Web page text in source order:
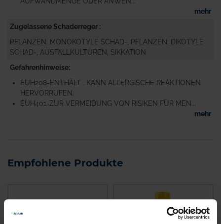
mehr
Zugelassene Schaderreger
PFLANZEN: MONOKOTYLE SCHAD-, PFLANZEN: DIKOTYLE
SCHAD-, AUSFALLKULTUREN, SIKKATION
Gefahrenhinweise
EUH208-ENTHÄLT . KANN ALLERGISCHE REAKTIONEN
HERVORRUFEN.
EUH401-ZUR VERMEIDUNG VON RISIKEN FÜR MEN...
mehr
Empfohlene Produkte